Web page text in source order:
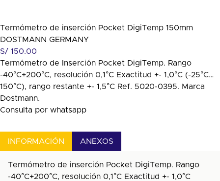
Termómetro de inserción Pocket DigiTemp 150mm
DOSTMANN GERMANY
S/ 150.00
Termómetro de Inserción Pocket DigiTemp. Rango
-40°C+200°C, resolución 0,1°C Exactitud +- 1,0°C (-25°C…
150°C), rango restante +- 1,5°C Ref. 5020-0395. Marca
Dostmann.
Consulta por whatsapp
INFORMACIÓN ANEXOS
Termómetro de inserción Pocket DigiTemp. Rango
-40°C+200°C, resolución 0,1°C Exactitud +- 1,0°C